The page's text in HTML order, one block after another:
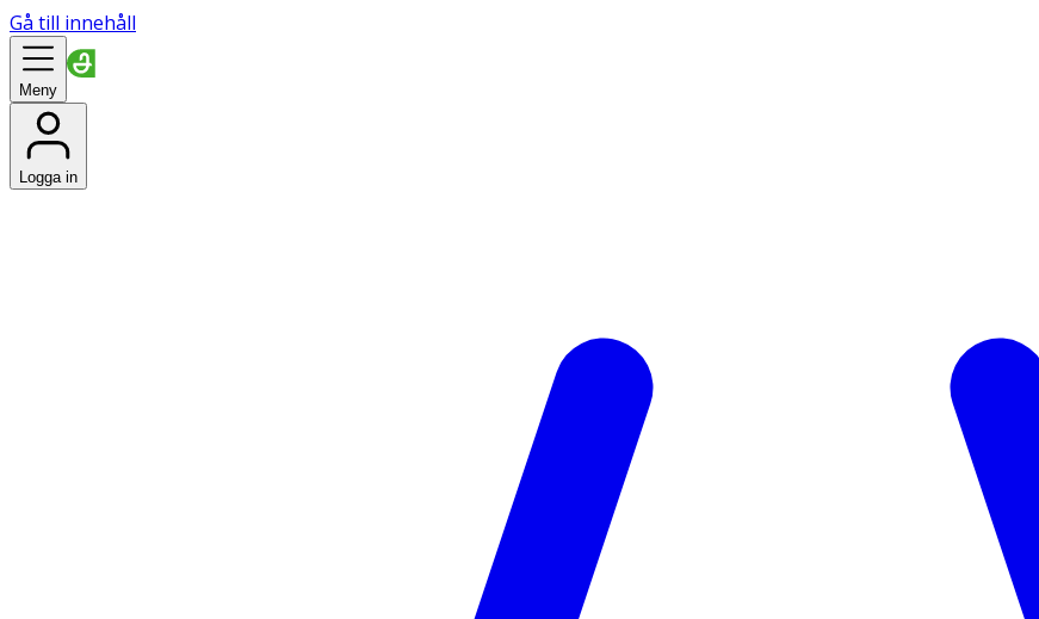
Gå till innehåll
Meny
Logga in